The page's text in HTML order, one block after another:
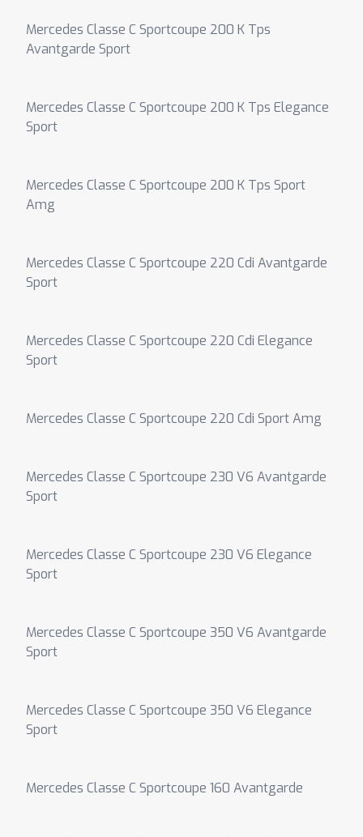
Mercedes Classe C Sportcoupe 200 K Tps
Avantgarde Sport
Mercedes Classe C Sportcoupe 200 K Tps Elegance
Sport
Mercedes Classe C Sportcoupe 200 K Tps Sport
Amg
Mercedes Classe C Sportcoupe 220 Cdi Avantgarde
Sport
Mercedes Classe C Sportcoupe 220 Cdi Elegance
Sport
Mercedes Classe C Sportcoupe 220 Cdi Sport Amg
Mercedes Classe C Sportcoupe 230 V6 Avantgarde
Sport
Mercedes Classe C Sportcoupe 230 V6 Elegance
Sport
Mercedes Classe C Sportcoupe 350 V6 Avantgarde
Sport
Mercedes Classe C Sportcoupe 350 V6 Elegance
Sport
Mercedes Classe C Sportcoupe 160 Avantgarde